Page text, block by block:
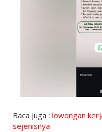
Baca juga : lowongan
sejenisnya